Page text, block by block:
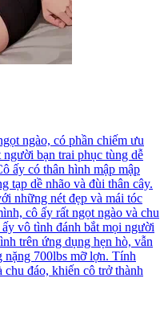
ngào, có phần chiếm ưu
bạn trai phục tùng dễ
ấy có thân hình mập mập
tạp dề nhão và đùi thân cây.
những nét đẹp và mái tóc
cô ấy rất ngọt ngào và chu
vô tình đánh bắt mọi người
trên ứng dụng hẹn hò, vẫn
700lbs mỡ lợn. Tính
chu đáo, khiến cô trở thành